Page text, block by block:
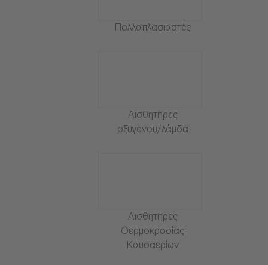
Πολλαπλασιαστές
Αισθητήρες
οξυγόνου/λάμδα
Αισθητήρες
Θερμοκρασίας
Καυσαερίων